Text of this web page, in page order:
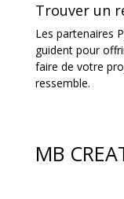
Trouver un
Les partenaires
guident pour
faire de votre
ressemble.
MB